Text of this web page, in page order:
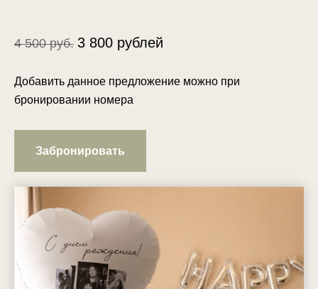
4 500 руб. 3 800 рублей
Добавить данное предложение можно при
бронировании номера
Забронировать